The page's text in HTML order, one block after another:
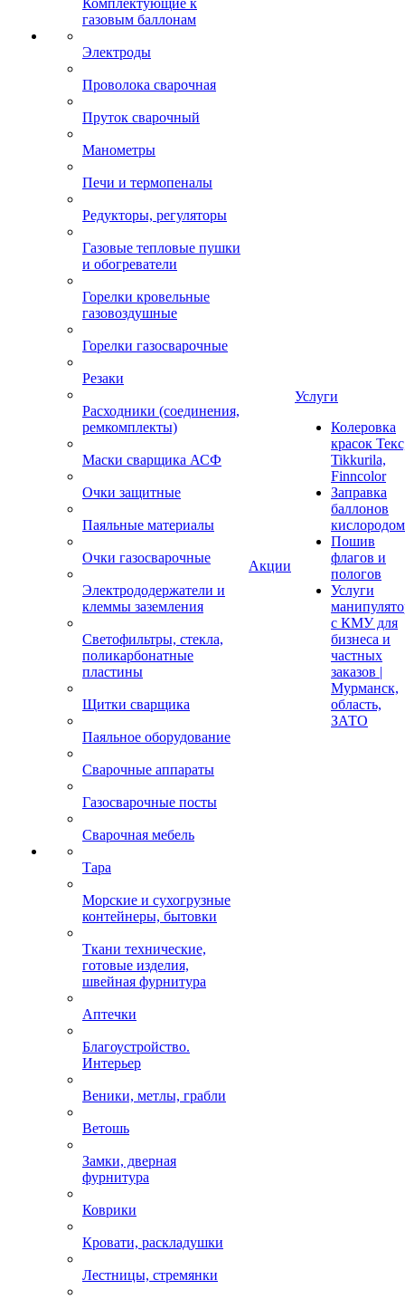
Комплектующие к
газовым баллонам
Электроды
Проволока сварочная
Пруток сварочный
Манометры
Печи и термопеналы
Редукторы, регуляторы
Газовые тепловые пушки
и обогреватели
Горелки кровельные
газовоздушные
Горелки газосварочные
Резаки
Расходники (соединения,
ремкомплекты)
Маски сварщика АСФ
Очки защитные
Паяльные материалы
Очки газосварочные
Электрододержатели и
клеммы заземления
Светофильтры, стекла,
поликарбонатные
пластины
Щитки сварщика
Паяльное оборудование
Сварочные аппараты
Газосварочные посты
Сварочная мебель
Тара
Морские и сухогрузные
контейнеры, бытовки
Ткани технические,
готовые изделия,
швейная фурнитура
Аптечки
Благоустройство.
Интерьер
Веники, метлы, грабли
Ветошь
Замки, дверная
фурнитура
Коврики
Кровати, раскладушки
Лестницы, стремянки
Акции
Услуги
Колеровка
красок
Tikkurila,
Finncolor
Заправка
баллонов
кислородом
Пошив
флагов и
пологов
Услуги
с КМУ для
бизнеса и
частных
заказов |
Мурманск,
область,
ЗАТО